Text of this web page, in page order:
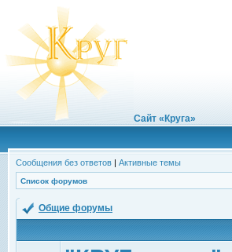
Сайт «Круга»
Сообщения без ответов | Активные темы
Список форумов
Общие форумы